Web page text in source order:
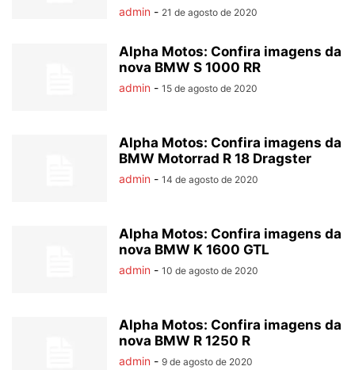
admin - 21 de agosto de 2020
Alpha Motos: Confira imagens da
nova BMW S 1000 RR
admin - 15 de agosto de 2020
Alpha Motos: Confira imagens da
BMW Motorrad R 18 Dragster
admin - 14 de agosto de 2020
Alpha Motos: Confira imagens da
nova BMW K 1600 GTL
admin - 10 de agosto de 2020
Alpha Motos: Confira imagens da
nova BMW R 1250 R
admin - 9 de agosto de 2020